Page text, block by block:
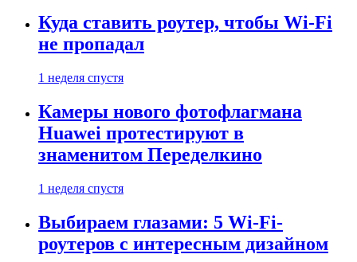
Куда ставить роутер, чтобы Wi-Fi
не пропадал
1 неделя спустя
Камеры нового фотофлагмана
Huawei протестируют в
знаменитом Переделкино
1 неделя спустя
Выбираем глазами: 5 Wi-Fi-
роутеров с интересным дизайном